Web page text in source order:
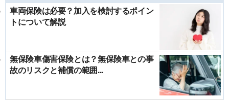
車両保険は必要？加入を検討するポイン
トについて解説
無保険車傷害保険とは？無保険車との事
故のリスクと補償の範囲...